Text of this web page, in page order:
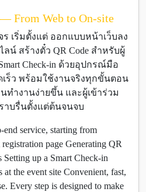
From Web to On-site
เริ่มตั้งแต่ ออกแบบหน้าเว็บลง
น์ สร้างตั๋ว QR Code สำหรับผู้
Check-in ด้วยอุปกรณ์มือ
ร็ว พร้อมใช้งานจริงทุกขั้นตอน
ทำงานง่ายขึ้น และผู้เข้าร่วม
าบรื่นตั้งแต่ต้นจนจบ
end service, starting from
page Generating QR
Setting up a Smart Check-in
the event site Convenient, fast,
Every step is designed to make